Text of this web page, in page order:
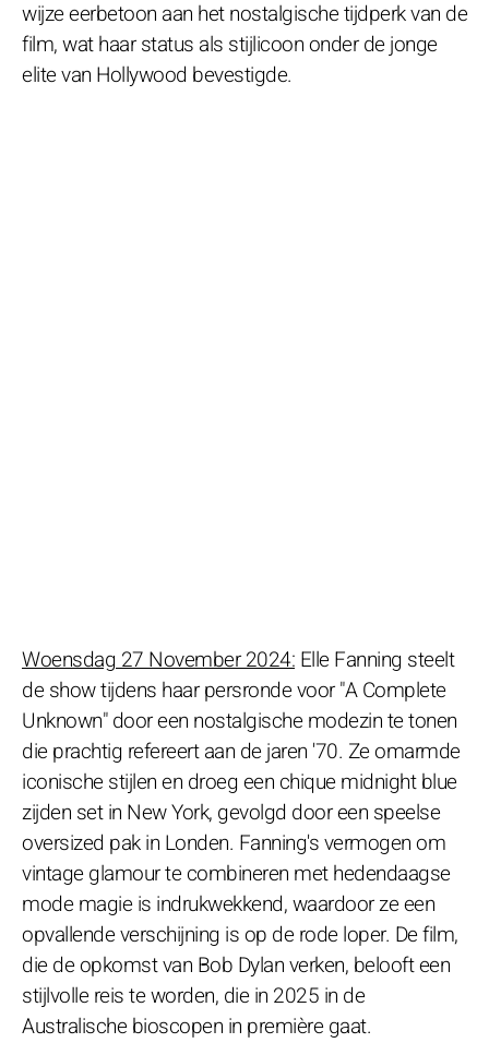
wijze eerbetoon aan het nostalgische tijdperk van de
film, wat haar status als stijlicoon onder de jonge
elite van Hollywood bevestigde.
Woensdag 27 November 2024: Elle Fanning steelt
de show tijdens haar persronde voor "A Complete
Unknown" door een nostalgische modezin te tonen
die prachtig refereert aan de jaren '70. Ze omarmde
iconische stijlen en droeg een chique midnight blue
zijden set in New York, gevolgd door een speelse
oversized pak in Londen. Fanning's vermogen om
vintage glamour te combineren met hedendaagse
mode magie is indrukwekkend, waardoor ze een
opvallende verschijning is op de rode loper. De film,
die de opkomst van Bob Dylan verken, belooft een
stijlvolle reis te worden, die in 2025 in de
Australische bioscopen in première gaat.